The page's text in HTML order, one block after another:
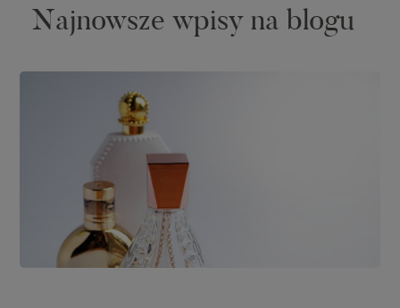
Najnowsze wpisy na blogu